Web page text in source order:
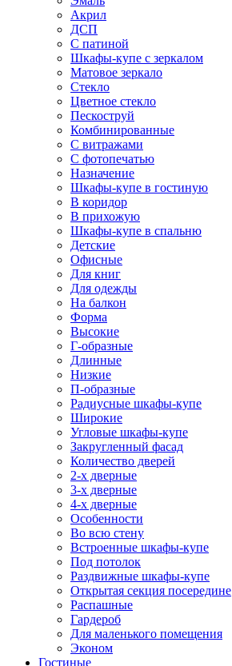
Акрил
ДСП
С патиной
Шкафы-купе с зеркалом
Матовое зеркало
Стекло
Цветное стекло
Пескоструй
Комбинированные
С витражами
С фотопечатью
Назначение
Шкафы-купе в гостиную
В коридор
В прихожую
Шкафы-купе в спальню
Детские
Офисные
Для книг
Для одежды
На балкон
Форма
Высокие
Г-образные
Длинные
Низкие
П-образные
Радиусные шкафы-купе
Широкие
Угловые шкафы-купе
Закругленный фасад
Количество дверей
2-х дверные
3-х дверные
4-х дверные
Особенности
Во всю стену
Встроенные шкафы-купе
Под потолок
Раздвижные шкафы-купе
Открытая секция посередине
Распашные
Гардероб
Для маленького помещения
Эконом
Гостиные